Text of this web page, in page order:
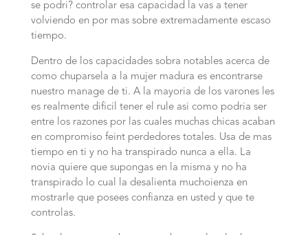
se podri? controlar esa capacidad la vas a tener
volviendo en por mas sobre extremadamente escaso
tiempo.
Dentro de los capacidades sobra notables acerca de
como chuparsela a la mujer madura es encontrarse
nuestro manage de ti. A la mayoria de los varones les
es realmente dificil tener el rule asi­ como podria ser
entre los razones por las cuales muchas chicas acaban
en compromiso feint perdedores totales. Usa de mas
tiempo en ti y no ha transpirado nunca a ella. La
novia quiere que supongas en la misma y no ha
transpirado lo cual la desalienta muchoienza en
mostrarle que posees confianza en usted y que te
controlas.